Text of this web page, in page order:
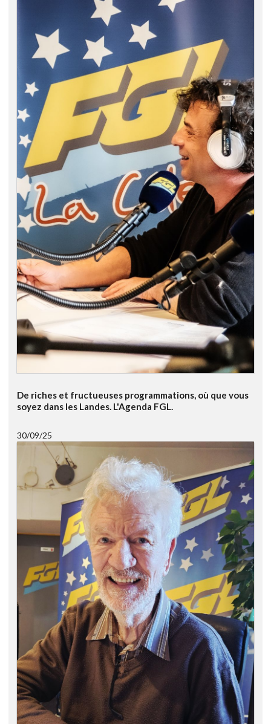
De riches et fructueuses programmations, où que vous
soyez dans les Landes. L'Agenda FGL.
30/09/25